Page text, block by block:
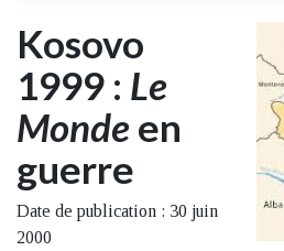
Kosovo
1999 : Le
Mondeen
guerre
Date de publication : 30 juin
2000